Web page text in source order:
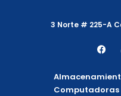
3 Norte # 225-A
F
a
e
b
o
Computadoras